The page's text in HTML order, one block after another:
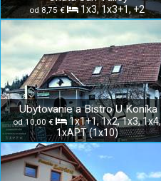
od 8,75 € 1x3, 1x3+1, +2
Ubytovanie a Bistro U Koníka
od 10,00 €
1x1+1, 1x2, 1x3, 1x4,
1xAPT (1x10)